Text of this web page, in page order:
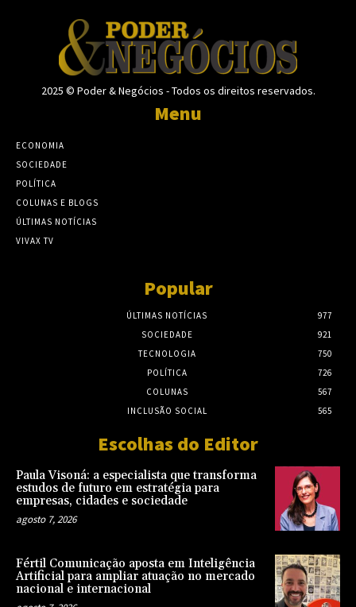
2025 © Poder & Negócios - Todos os direitos reservados.
Menu
ECONOMIA
SOCIEDADE
POLÍTICA
COLUNAS E BLOGS
ÚLTIMAS NOTÍCIAS
VIVAX TV
Popular
ÚLTIMAS NOTÍCIAS
977
SOCIEDADE
921
TECNOLOGIA
750
POLÍTICA
726
COLUNAS
567
INCLUSÃO SOCIAL
565
Escolhas do Editor
Paula Visoná: a especialista que transforma
estudos de futuro em estratégia para
empresas, cidades e sociedade
agosto 7, 2026
Fértil Comunicação aposta em Inteligência
Artificial para ampliar atuação no mercado
nacional e internacional